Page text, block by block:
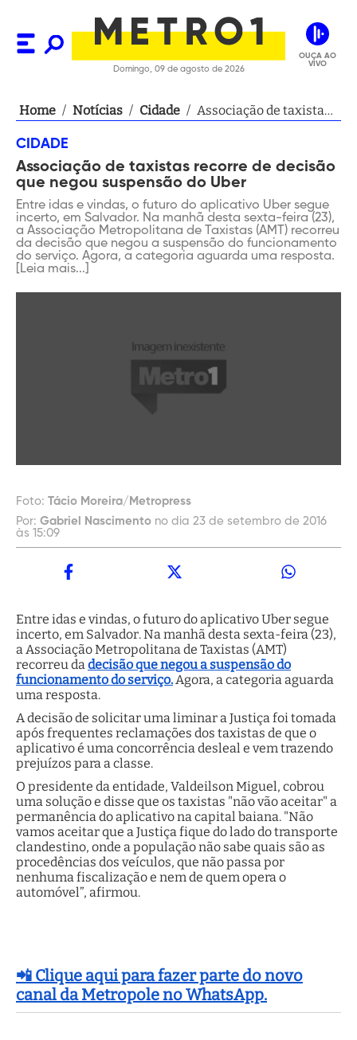
Domingo, 09 de agosto de 2026
OUÇA AO
VIVO
Home / Notícias / Cidade / Associação de taxistas
Uber
CIDADE
Associação de taxistas recorre de decisão
que negou suspensão do Uber
Entre idas e vindas, o futuro do aplicativo Uber segue
incerto, em Salvador. Na manhã desta sexta-feira (23),
a Associação Metropolitana de Taxistas (AMT) recorreu
da decisão que negou a suspensão do funcionamento
do serviço. Agora, a categoria aguarda uma resposta.
[Leia mais...]
Foto: Tácio Moreira/Metropress
Por: Gabriel Nascimento no dia 23 de setembro de 2016
às 15:09
Entre idas e vindas, o futuro do aplicativo Uber segue
incerto, em Salvador. Na manhã desta sexta-feira (23),
a Associação Metropolitana de Taxistas (AMT)
recorreu dadecisão que negou a suspensão do
funcionamento do serviço.Agora, a categoria aguarda
uma resposta.
A decisão de solicitar uma liminar a Justiça foi tomada
após frequentes reclamações dos taxistas de que o
aplicativo é uma concorrência desleal e vem trazendo
prejuízos para a classe.
O presidente da entidade, Valdeilson Miguel, cobrou
uma solução e disse que os taxistas "não vão aceitar" a
permanência do aplicativo na capital baiana. "Não
vamos aceitar que a Justiça fique do lado do transporte
clandestino, onde a população não sabe quais são as
procedências dos veículos, que não passa por
nenhuma fiscalização e nem de quem opera o
automóvel”, afirmou.
📲 Clique aqui para fazer parte do novo
canal da Metropole no WhatsApp.